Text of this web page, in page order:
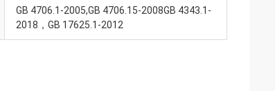
GB 4706.1-2005,GB 4706.15-2008GB 4343.1-
2018，GB 17625.1-2012